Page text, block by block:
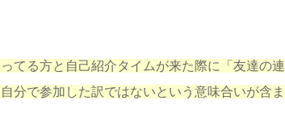
ってる方と自己紹介タイムが来た際に「友達の
分で参加した訳ではないという意味合いが含ま